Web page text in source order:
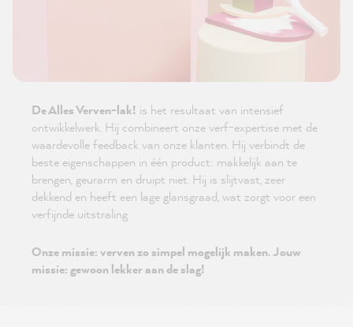
De Alles Verven-lak! is het resultaat van intensief
ontwikkelwerk. Hij combineert onze verf-expertise met de
waardevolle feedback van onze klanten. Hij verbindt de
beste eigenschappen in één product: makkelijk aan te
brengen, geurarm en druipt niet. Hij is slijtvast, zeer
dekkend en heeft een lage glansgraad, wat zorgt voor een
verfijnde uitstraling
Onze missie: verven zo simpel mogelijk maken. Jouw
missie: gewoon lekker aan de slag!